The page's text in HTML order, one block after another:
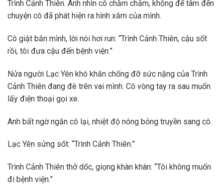
Trình Cảnh Thiên. Anh nhìn cô chằm chằm, không để tâm đến
chuyện cô đã phát hiện ra hình xăm của mình.
Cô giật bắn mình, lời nói hơi run: “Trình Cảnh Thiên, cậu sốt
rồi, tôi đưa cậu đến bệnh viện.”
Nửa người Lạc Yên khó khăn chống đỡ sức nặng của Trình
Cảnh Thiên đang đè trên vai mình. Cô vòng tay ra sau muốn
lấy điện thoại gọi xe.
Anh bất ngờ ngăn cô lại, nhiệt độ nóng bỏng truyền sang cô.
Lạc Yên sửng sốt: “Trình Cảnh Thiên.”
Trình Cảnh Thiên thở dốc, giọng khàn khàn: “Tôi không muốn
đi bệnh viện.”